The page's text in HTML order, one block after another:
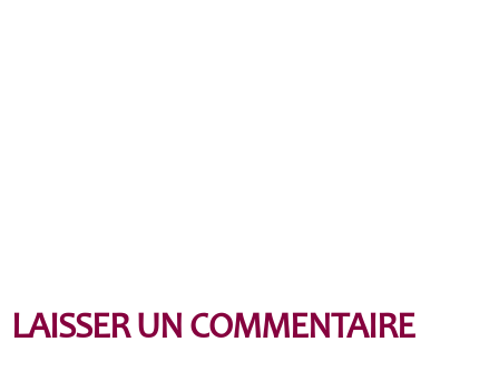
LAISSER UN COMMENTAIRE